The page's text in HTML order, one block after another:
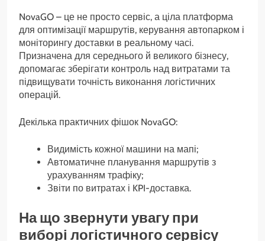
NovaGO – це не просто сервіс, а ціла платформа
для оптимізації маршрутів, керування автопарком і
моніторингу доставки в реальному часі.
Призначена для середнього й великого бізнесу,
допомагає зберігати контроль над витратами та
підвищувати точність виконання логістичних
операцій.
Декілька практичних фішок NovaGO:
Видимість кожної машини на мапі;
Автоматичне планування маршрутів з
урахуванням трафіку;
Звіти по витратах і KPI-доставка.
На що звернути увагу при
виборі логістичного сервісу